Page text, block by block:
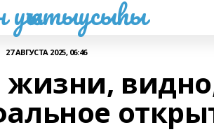
уҡытыусыһы
27 АВГУСТА 2025, 06:46